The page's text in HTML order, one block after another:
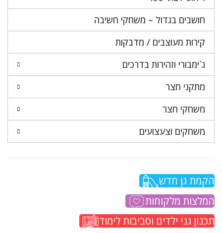
חושבים בגדול – משחקי חשיבה
קירות מעוצבים / מדבקות
ג`ימבורי וזהירות בדרכים
מתקני חצר
משחקי חצר
משחקים וצעצועים
הקמת גן חדש
המלצות מלקוחות
תכנון גני ילדים וסביבות לימוד